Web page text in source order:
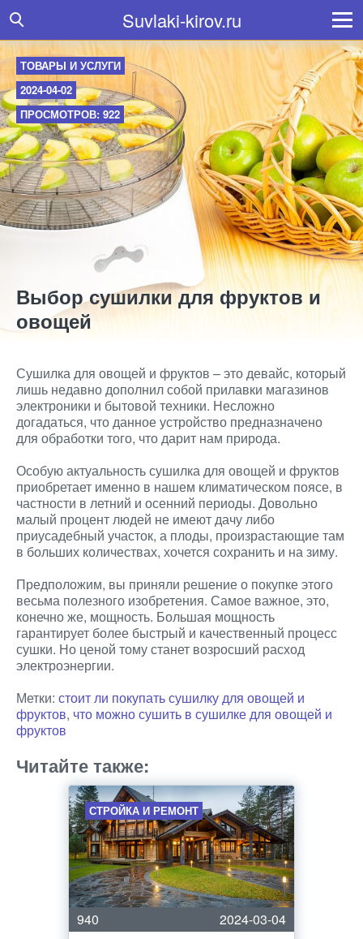
Suvlaki-kirov.ru
ТОВАРЫ И УСЛУГИ
2024-04-02
ПРОСМОТРОВ: 922
Выбор сушилки для фруктов и
овощей
Сушилка для овощей и фруктов – это девайс, который
лишь недавно дополнил собой прилавки магазинов
электроники и бытовой техники. Несложно
догадаться, что данное устройство предназначено
для обработки того, что дарит нам природа.
Особую актуальность сушилка для овощей и фруктов
приобретает именно в нашем климатическом поясе, в
частности в летний и осенний периоды. Довольно
малый процент людей не имеют дачу либо
приусадебный участок, а плоды, произрастающие там
в больших количествах, хочется сохранить и на зиму.
Предположим, вы приняли решение о покупке этого
весьма полезного изобретения. Самое важное, это,
конечно же, мощность. Большая мощность
гарантирует более быстрый и качественный процесс
сушки. Но ценой тому станет возросший расход
электроэнергии.
Метки: стоит ли покупать сушилку для овощей и
фруктов, что можно сушить в сушилке для овощей и
фруктов
Читайте также:
СТРОЙКА И РЕМОНТ
940
2024-03-04